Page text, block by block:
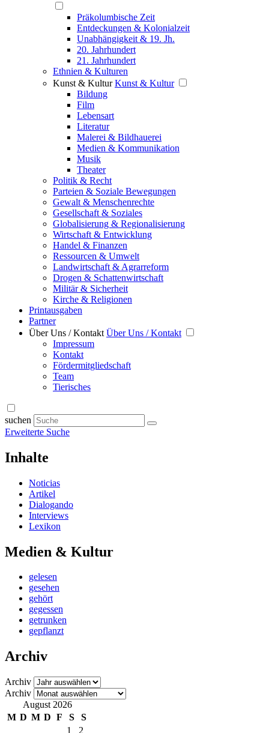
Präkolumbische Zeit
Entdeckungen & Kolonialzeit
Unabhängigkeit & 19. Jh.
20. Jahrhundert
21. Jahrhundert
Ethnien & Kulturen
Kunst & Kultur Kunst & Kultur
Bildung
Film
Lebensart
Literatur
Malerei & Bildhauerei
Medien & Kommunikation
Musik
Theater
Politik & Recht
Parteien & Soziale Bewegungen
Gewalt & Menschenrechte
Gesellschaft & Soziales
Globalisierung & Regionalisierung
Wirtschaft & Entwicklung
Handel & Finanzen
Ressourcen & Umwelt
Landwirtschaft & Agrarreform
Drogen & Schattenwirtschaft
Militär & Sicherheit
Kirche & Religionen
Printausgaben
Partner
Über Uns / Kontakt Über Uns / Kontakt
Impressum
Kontakt
Fördermitgliedschaft
Team
Tierisches
suchen
Erweiterte Suche
Inhalte
Noticias
Artikel
Dialogando
Interviews
Lexikon
Medien & Kultur
gelesen
gesehen
gehört
gegessen
getrunken
gepflanzt
Archiv
Archiv
Archiv
August 2026
M D M D F S
S
1
2